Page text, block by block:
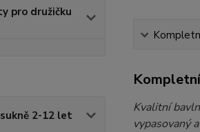
pro družičku
2-12 let
Kvalitní
vypasovaný